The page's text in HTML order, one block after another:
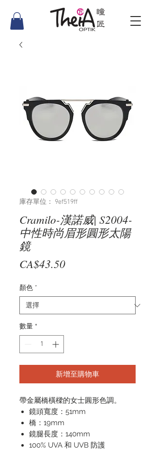
庫存單位： 9ef519ff
Cramilo-漢諾威| S2004-
中性時尚眉形圓形太陽
鏡
CA$43.50價
顏色 *
數量 *
新增至購物車
帶金屬橋橫樑的女士圓形色調。
鏡頭寬度：51mm
橋：19mm
鏡腿長度：140mm
100% UVA 和 UVB 防護